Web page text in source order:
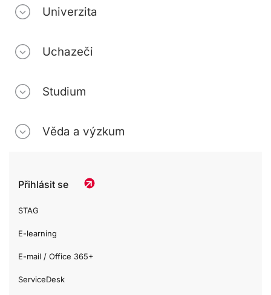
Univerzita
Uchazeči
Studium
Věda a výzkum
Přihlásit se
STAG
E-learning
E-mail / Office 365+
ServiceDesk